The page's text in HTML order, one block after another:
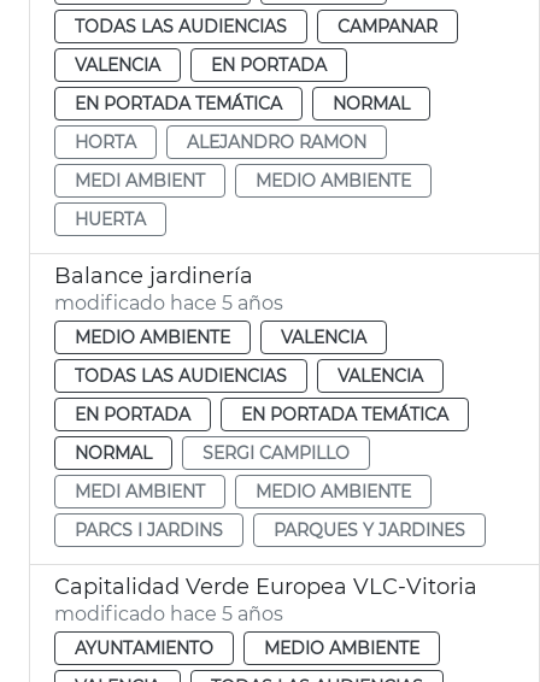
TODAS LAS AUDIENCIAS
CAMPANAR
VALENCIA
EN PORTADA
EN PORTADA TEMÁTICA
NORMAL
HORTA
ALEJANDRO RAMON
MEDI AMBIENT
MEDIO AMBIENTE
HUERTA
Balance jardinería
modificado hace 5 años
MEDIO AMBIENTE
VALENCIA
TODAS LAS AUDIENCIAS
VALENCIA
EN PORTADA
EN PORTADA TEMÁTICA
NORMAL
SERGI CAMPILLO
MEDI AMBIENT
MEDIO AMBIENTE
PARCS I JARDINS
PARQUES Y JARDINES
Capitalidad Verde Europea VLC-Vitoria
modificado hace 5 años
AYUNTAMIENTO
MEDIO AMBIENTE